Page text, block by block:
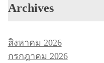
Archives
สิงหาคม 2026
กรกฎาคม 2026